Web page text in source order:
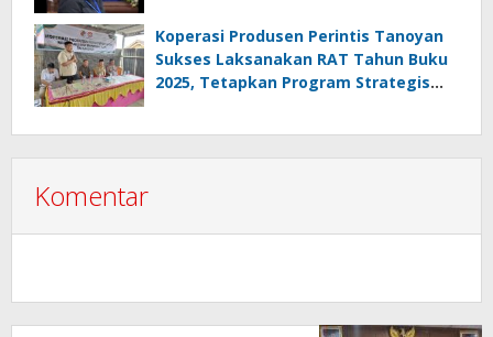
Melanggar Aturan”
Koperasi Produsen Perintis Tanoyan
Sukses Laksanakan RAT Tahun Buku
2025, Tetapkan Program Strategis
Komentar